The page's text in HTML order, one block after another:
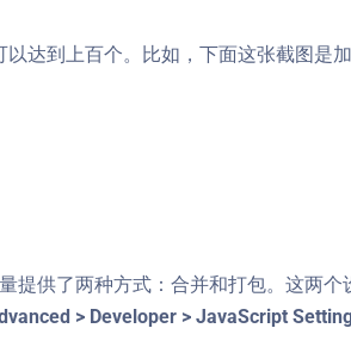
达到上百个。比如，下面这张截图是
提供了两种方式：合并和打包。这两
> Developer > JavaScript